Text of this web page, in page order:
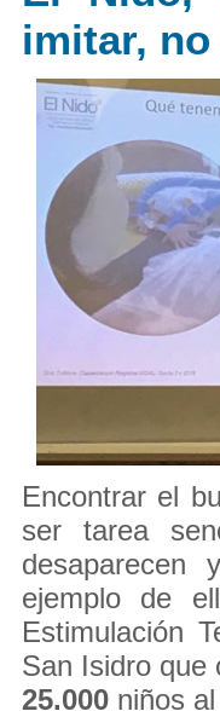
imitar,
Encontrar el
ser tarea
ejemplo de
Estimulación
San Isidro que
25.000niños al